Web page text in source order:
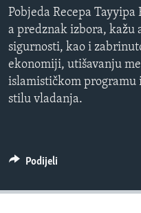
MAGAZIN
O GLASU AMERIKE
Learning English
Pobjeda Recepa
a predznak izbora,
sigurnosti, kao i
ekonomiji, utišavanju
islamističkom programu
stilu vladanja.
Podijeli